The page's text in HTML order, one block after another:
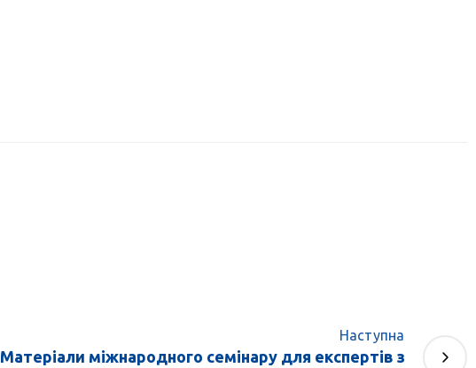
Наступна
Матеріали міжнародного семінару для експертів з